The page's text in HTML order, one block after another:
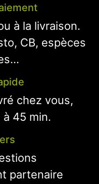
à la livraison.
CB, espèces
chez vous,
45 min.
partenaire